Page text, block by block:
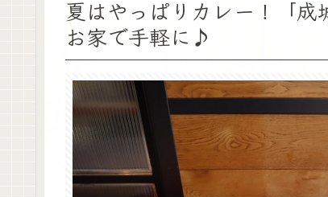
夏はやっぱりカレー！「成
お家で手軽に♪